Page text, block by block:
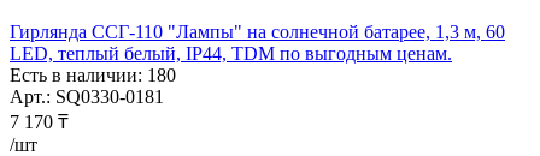
Гирлянда ССГ-110 "Лампы" на солнечной батарее, 1,3 м, 60
LED, теплый белый, IP44, TDM по выгодным ценам.
Есть в наличии: 180
Арт.: SQ0330-0181
7 170 ₸
/шт